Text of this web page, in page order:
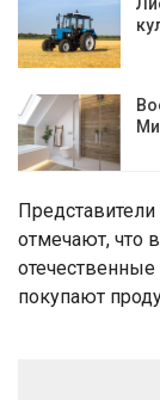
отмечают, что
покупают